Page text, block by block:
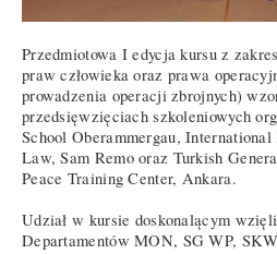
Przedmiotowa I edycja kursu z
praw człowieka oraz prawa
prowadzenia operacji zbrojnych)
przedsięwzięciach szkoleniowych
School Oberammergau,
Law, Sam Remo oraz Turkish
Peace Training Center, Ankara.
Udział w kursie doskonalącym
Departamentów MON, SG WP,